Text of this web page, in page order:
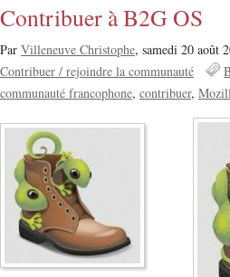
Contribuer à B2G OS
Par Villeneuve Christophe, samedi 20 août
Contribuer / rejoindre la communauté
communauté francophone contribuer